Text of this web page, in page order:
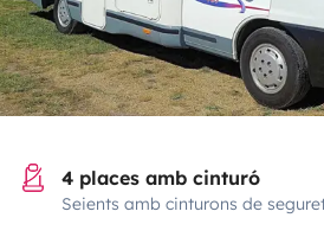
4 places amb cinturó
Seients amb cinturons de